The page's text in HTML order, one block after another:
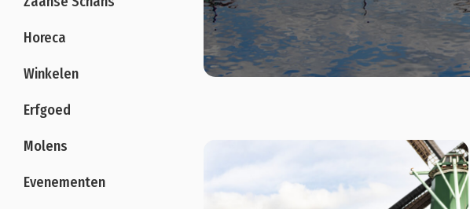
Horeca
Winkelen
Erfgoed
Molens
Evenementen